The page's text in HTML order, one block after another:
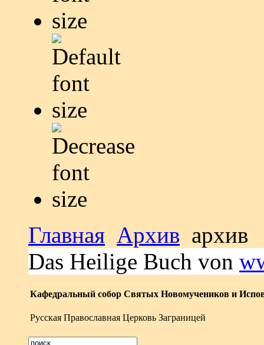
Главная Архив архив
Das Heilige Buch von
Кафедральный собор Святых Новомучеников и
Русская Православная Церковь Заграницей